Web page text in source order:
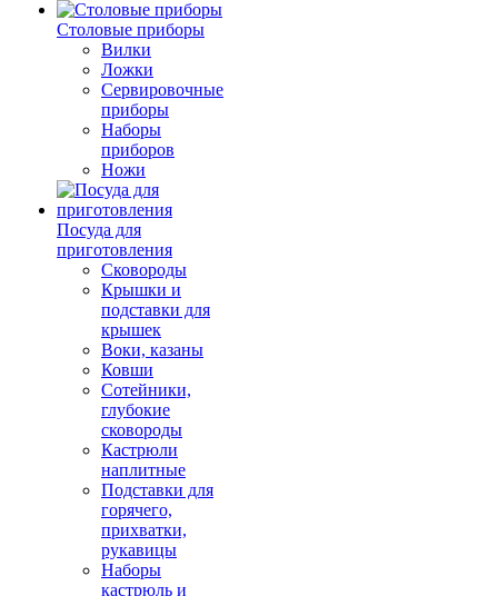
Столовые приборы
Вилки
Ложки
Сервировочные
приборы
Наборы
приборов
Ножи
Посуда для
приготовления
Сковороды
Крышки и
подставки для
крышек
Воки, казаны
Ковши
Сотейники,
глубокие
сковороды
Кастрюли
наплитные
Подставки для
горячего,
прихватки,
рукавицы
Наборы
кастрюль и